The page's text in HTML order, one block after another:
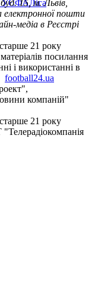
УЄФАЛіга
15, м. Львів,
електронної пошти
медіа в Реєстрі
21 року
посилання
і використанні в
football24.ua
компаній"
21 року